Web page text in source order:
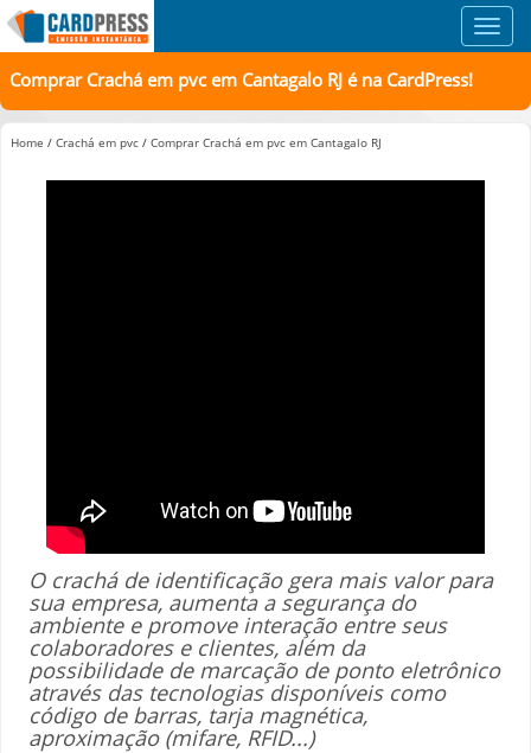
Comprar Crachá em pvc em Cantagalo RJ é na CardPress!
Home / Crachá em pvc / Comprar Crachá em pvc em Cantagalo RJ
O crachá de identificação gera mais valor para
sua empresa, aumenta a segurança do
ambiente e promove interação entre seus
colaboradores e clientes, além da
possibilidade de marcação de ponto eletrônico
através das tecnologias disponíveis como
código de barras, tarja magnética,
aproximação (mifare, RFID...)